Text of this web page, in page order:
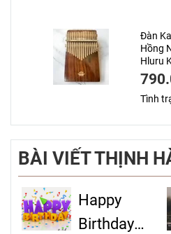
Đàn
Hồng
Hluru
Tình
BÀI VIẾT THỊNH
Happy
Birthday -